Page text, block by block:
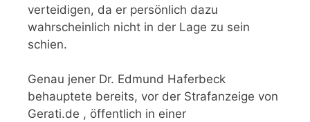
verteidigen, da er persönlich dazu
wahrscheinlich nicht in der Lage zu sein
schien.
Genau jener Dr. Edmund Haferbeck
behauptete bereits, vor der Strafanzeige von
Gerati.de , öffentlich in einer